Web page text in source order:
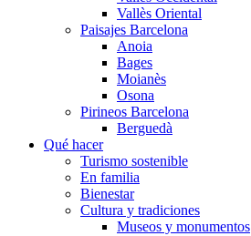
Vallès Oriental
Paisajes Barcelona
Anoia
Bages
Moianès
Osona
Pirineos Barcelona
Berguedà
Qué hacer
Turismo sostenible
En familia
Bienestar
Cultura y tradiciones
Museos y monumentos